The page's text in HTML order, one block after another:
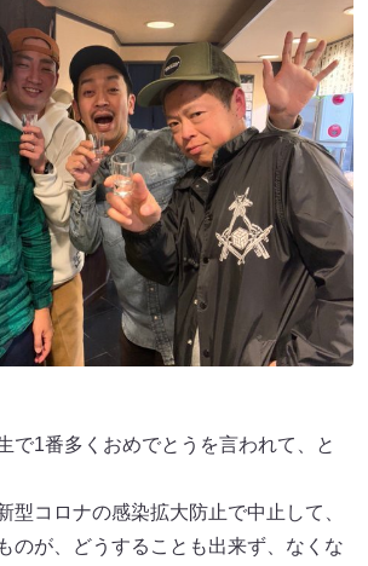
で1番多くおめでとうを言われて、と
型コロナの感染拡大防止で中止して、
のが、どうすることも出来ず、なくな